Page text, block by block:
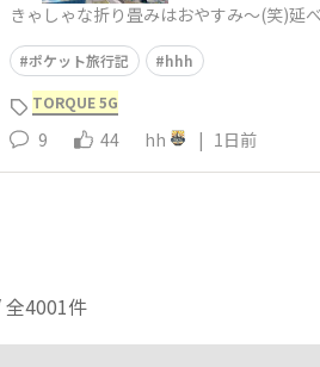
きゃしゃな折り畳みはおやすみ～(笑)延
ポケット旅行記 hhh
TORQUE 5G
9 44 hh | 1日前
4001件